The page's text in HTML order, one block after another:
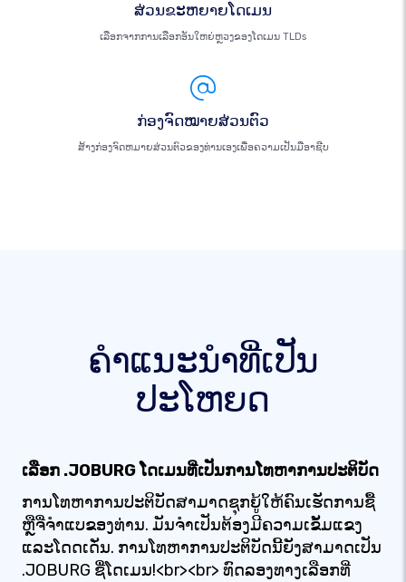
ສ່ວນຂະຫຍາຍໂດເມນ
ເລືອກຈາກການເລືອກອັນໃຫຍ່ຫຼວງຂອງໂດເມນ TLDs
ກ່ອງຈົດໝາຍສ່ວນຕົວ
ສ້າງກ່ອງຈົດຫມາຍສ່ວນຕົວຂອງທ່ານເອງເພື່ອຄວາມເປັນມືອາຊີບ
ຄໍາແນະນໍາທີ່ເປັນ
ປະໂຫຍດ
ເລືອກ .JOBURG ໂດເມນທີ່ເປັນການໂທຫາການປະຕິບັດ
ການໂທຫາການປະຕິບັດສາມາດຊຸກຍູ້ໃຫ້ຄົນເຮັດການຊື້
ຫຼືຈື່ຈໍາແບຂອງທ່ານ. ມັນຈໍາເປັນຕ້ອງມີຄວາມເຂັ້ມແຂງ
ແລະໂດດເດັ່ນ. ການໂທຫາການປະຕິບັດນີ້ຍັງສາມາດເປັນ
.JOBURG ຊື່ໂດເມນ!<br><br> ທົດລອງທາງເລືອກທີ່